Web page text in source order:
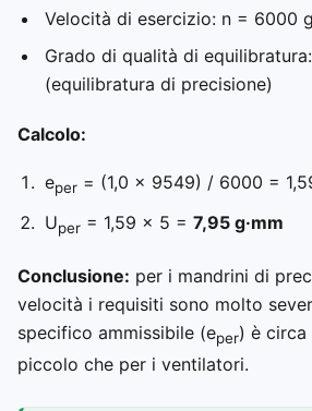
Velocità di esercizio: n = 6000
Grado di qualità di
(equilibratura di precisione)
Calcolo:
eper= (1,0 × 9549) / 6000 =
Uper= 1,59 × 5 = 7,95 g·mm
Conclusione: per i mandrini di
velocità i requisiti sono molto
specifico ammissibile (eper) è
piccolo che per i ventilatori.